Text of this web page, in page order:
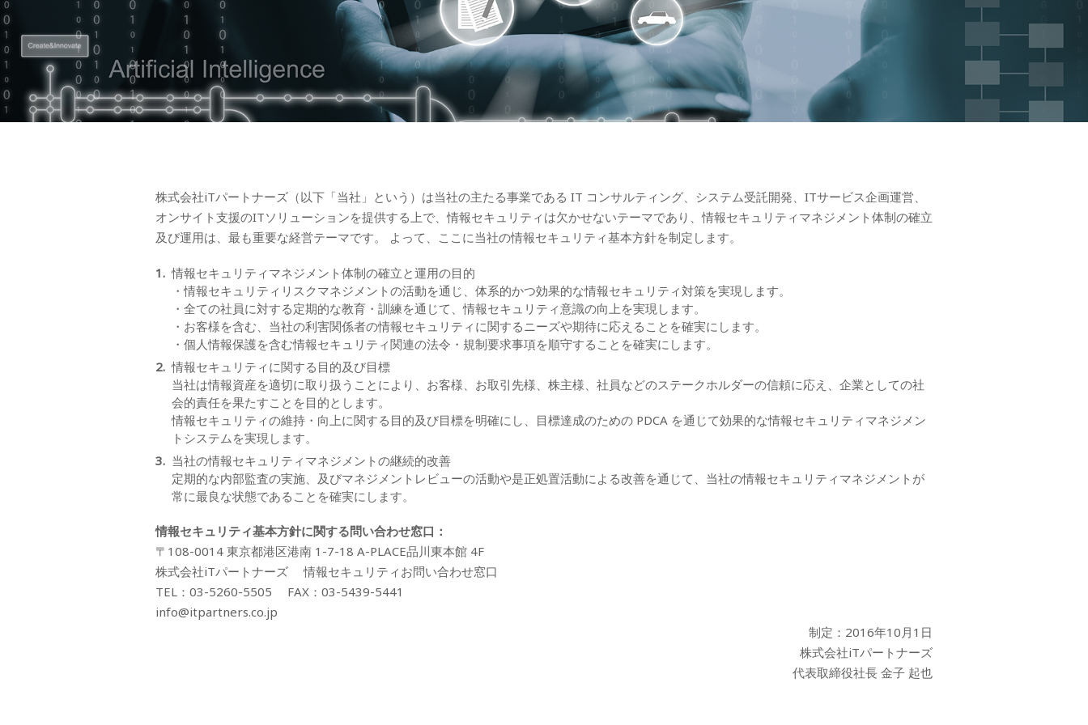
株式会社iTパートナーズ（以下「当社」という）は当社の主たる事業である IT コンサルティング、システム受託開発、ITサービス企画運営、
オンサイト支援のITソリューションを提供する上で、情報セキュリティは欠かせないテーマであり、情報セキュリティマネジメント体制の確立
及び運用は、最も重要な経営テーマです。 よって、ここに当社の情報セキュリティ基本方針を制定します。
情報セキュリティマネジメント体制の確立と運用の目的
・情報セキュリティリスクマネジメントの活動を通じ、体系的かつ効果的な情報セキュリティ対策を実現します。
・全ての社員に対する定期的な教育・訓練を通じて、情報セキュリティ意識の向上を実現します。
・お客様を含む、当社の利害関係者の情報セキュリティに関するニーズや期待に応えることを確実にします。
・個人情報保護を含む情報セキュリティ関連の法令・規制要求事項を順守することを確実にします。
情報セキュリティに関する目的及び目標
当社は情報資産を適切に取り扱うことにより、お客様、お取引先様、株主様、社員などのステークホルダーの信頼に応え、企業としての社
会的責任を果たすことを目的とします。
情報セキュリティの維持・向上に関する目的及び目標を明確にし、目標達成のための PDCA を通じて効果的な情報セキュリティマネジメン
トシステムを実現します。
当社の情報セキュリティマネジメントの継続的改善
定期的な内部監査の実施、及びマネジメントレビューの活動や是正処置活動による改善を通じて、当社の情報セキュリティマネジメントが
常に最良な状態であることを確実にします。
情報セキュリティ基本方針に関する問い合わせ窓口：
〒108-0014 東京都港区港南 1-7-18 A-PLACE品川東本館 4F
株式会社iTパートナーズ 情報セキュリティお問い合わせ窓口
TEL：03-5260-5505 FAX：03-5439-5441
info@itpartners.co.jp
制定：2016年10月1日
株式会社iTパートナーズ
代表取締役社長 金子 起也